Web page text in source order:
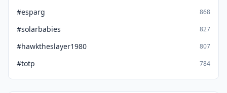
#esparg 868
#solarbabies 827
#hawktheslayer1980 807
#totp 784